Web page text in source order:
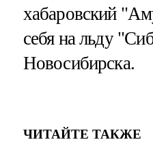
хабаровский
себя на льду
Новосибирска.
ЧИТАЙТЕ ТАКЖЕ